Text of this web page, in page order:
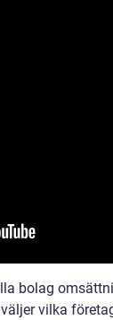
bolag
vilka